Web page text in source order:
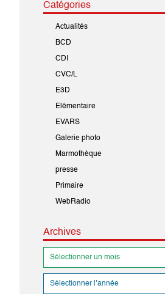
Catégories
Actualités
BCD
CDI
CVC/L
E3D
Elémentaire
EVARS
Galerie photo
Marmothèque
presse
Primaire
WebRadio
Archives